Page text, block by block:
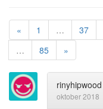
« 1 … 37
…
85 »
rinyhipwood
oktober 2018